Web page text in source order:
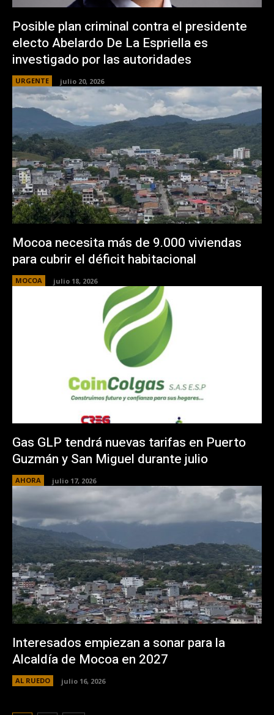
Posible plan criminal contra el presidente
electo Abelardo De La Espriella es
investigado por las autoridades
URGENTE julio 20, 2026
Mocoa necesita más de 9.000 viviendas
para cubrir el déficit habitacional
MOCOA julio 18, 2026
Gas GLP tendrá nuevas tarifas en Puerto
Guzmán y San Miguel durante julio
AHORA julio 17, 2026
Interesados empiezan a sonar para la
Alcaldía de Mocoa en 2027
AL RUEDO julio 16, 2026